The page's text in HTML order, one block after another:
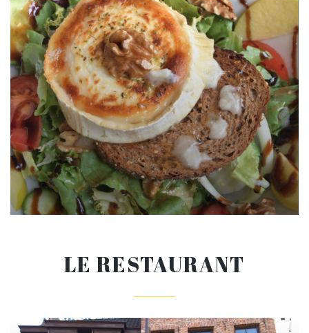
LE RESTAURANT